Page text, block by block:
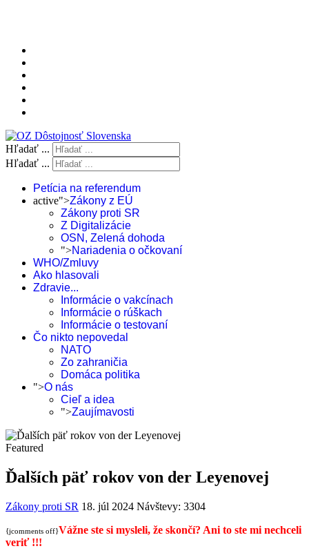
Hľadať ...
Hľadať ...
Petícia na referendum
active">Zákony z EÚ
Zákony proti SR
Z Digitalizácie
OSN, Zelená dohoda
">Nariadenia o očkovaní
WHO/Zmluvy
Ako hlasovali
Zdravie...
Informácie o vakcínach
Informácie o rúškach
Informácie o testovaní
Čo nikto nepovedal
NATO
Zo zahraničia
Domáca politika
">O nás
Cieľ a idea
">Zaujímavosti
Featured
Ďalších päť rokov von der Leyenovej
Zákony proti SR 18. júl 2024 Návštevy: 3304
{jcomments off}Vážne ste si mysleli, že skončí? Ani to ste mi nechceli
veriť !!!